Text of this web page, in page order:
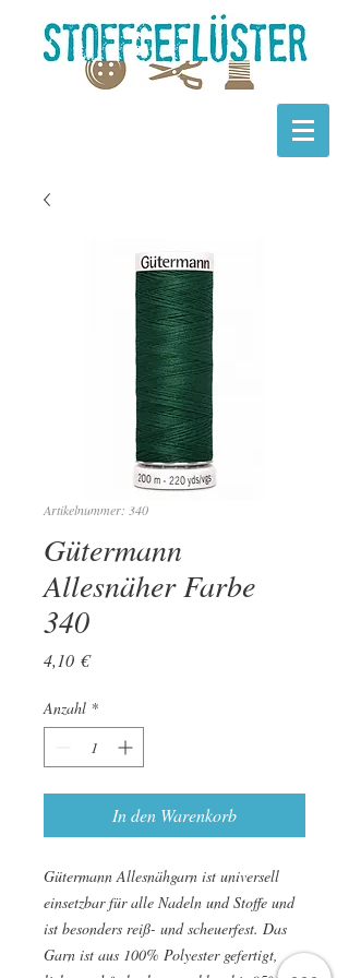
Artikelnummer: 340
Gütermann
Allesnäher Farbe
340
4,10 €Preis
Anzahl *
In den Warenkorb
Gütermann Allesnähgarn ist universell
einsetzbar für alle Nadeln und Stoffe und
ist besonders reiß- und scheuerfest. Das
Garn ist aus 100% Polyester gefertigt,